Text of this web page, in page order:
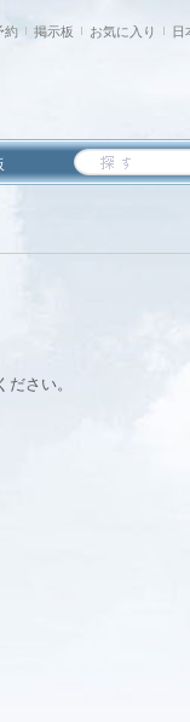
約 掲示板 お気に入り 日
さい。